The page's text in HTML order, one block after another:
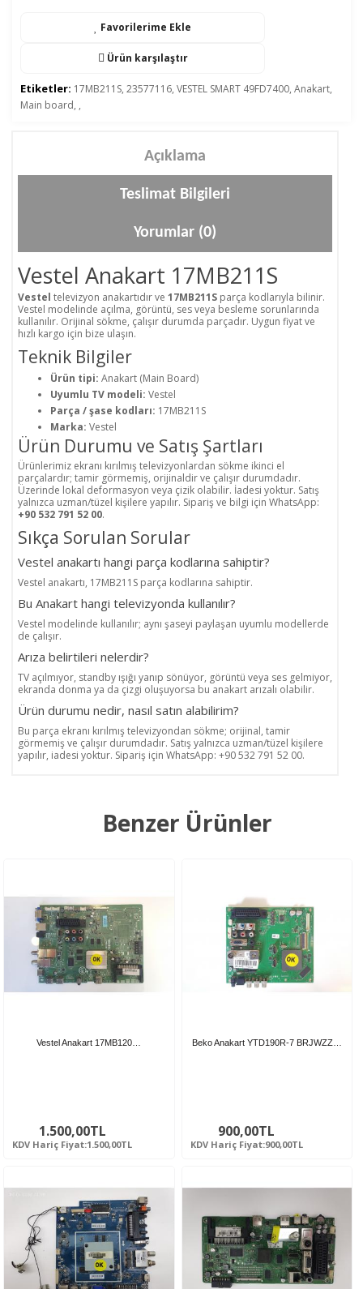
Favorilerime Ekle
Ürün karşılaştır
Etiketler: 17MB211S, 23577116, VESTEL SMART 49FD7400, Anakart,
Main board, ,
Açıklama
Teslimat Bilgileri
Yorumlar (0)
Vestel Anakart 17MB211S
Vestel televizyon anakartıdır ve 17MB211S parça kodlarıyla bilinir.
Vestel modelinde açılma, görüntü, ses veya besleme sorunlarında
kullanılır. Orijinal sökme, çalışır durumda parçadır. Uygun fiyat ve
hızlı kargo için bize ulaşın.
Teknik Bilgiler
Ürün tipi: Anakart (Main Board)
Uyumlu TV modeli: Vestel
Parça / şase kodları: 17MB211S
Marka: Vestel
Ürün Durumu ve Satış Şartları
Ürünlerimiz ekranı kırılmış televizyonlardan sökme ikinci el
parçalardır; tamir görmemiş, orijinaldir ve çalışır durumdadır.
Üzerinde lokal deformasyon veya çizik olabilir. İadesi yoktur. Satış
yalnızca uzman/tüzel kişilere yapılır. Sipariş ve bilgi için WhatsApp:
+90 532 791 52 00.
Sıkça Sorulan Sorular
Vestel anakartı hangi parça kodlarına sahiptir?
Vestel anakartı, 17MB211S parça kodlarına sahiptir.
Bu Anakart hangi televizyonda kullanılır?
Vestel modelinde kullanılır; aynı şaseyi paylaşan uyumlu modellerde
de çalışır.
Arıza belirtileri nelerdir?
TV açılmıyor, standby ışığı yanıp sönüyor, görüntü veya ses gelmiyor,
ekranda donma ya da çizgi oluşuyorsa bu anakart arızalı olabilir.
Ürün durumu nedir, nasıl satın alabilirim?
Bu parça ekranı kırılmış televizyondan sökme; orijinal, tamir
görmemiş ve çalışır durumdadır. Satış yalnızca uzman/tüzel kişilere
yapılır, iadesi yoktur. Sipariş için WhatsApp: +90 532 791 52 00.
Benzer Ürünler
Vestel Anakart 17MB120…
1.500,00TL
KDV Hariç Fiyat:1.500,00TL
Beko Anakart YTD190R-7 BRJWZZ…
900,00TL
KDV Hariç Fiyat:900,00TL